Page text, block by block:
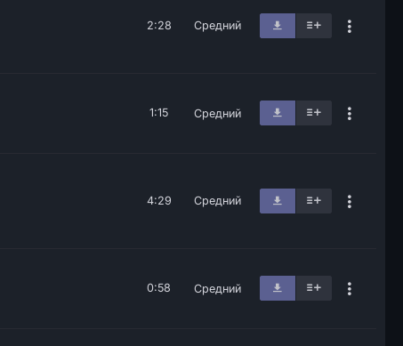
2:28 Средний
1:15 Средний
4:29 Средний
0:58 Средний